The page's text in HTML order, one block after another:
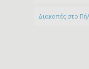
Διακοπές στο